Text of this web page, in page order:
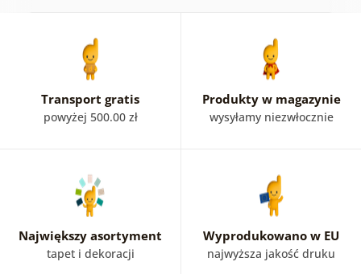
Transport gratis
powyżej 500.00 zł
Produkty w magazynie
wysyłamy niezwłocznie
Największy asortyment
tapet i dekoracji
Wyprodukowano w EU
najwyższa jakość druku